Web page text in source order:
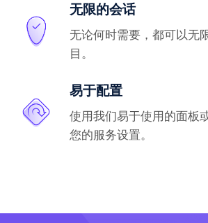
无限的会话
无论何时需要，都可以无
目。
易于配置
使用我们易于使用的面板
您的服务设置。